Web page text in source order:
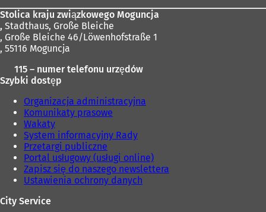
Stolica kraju związkowego Moguncja
, Stadthaus, Große Bleiche
, Große Bleiche 46/Löwenhofstraße 1
, 55116 Moguncja
115 – numer telefonu urzędów
Szybki dostęp
Organizacja administracyjna
Komunikaty prasowe
Wakaty
System informacyjny Rady
Przetargi publiczne
Portal usługowy (usługi online)
Zapisz się do naszego newslettera
Ustawienia ochrony danych
City Service